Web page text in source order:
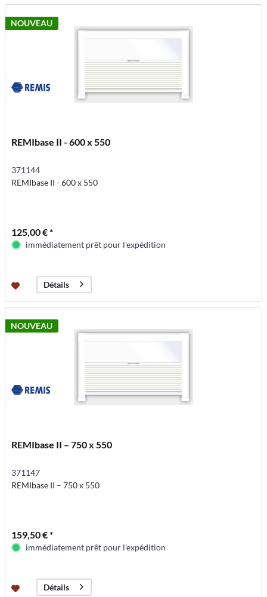
NOUVEAU
REMIbase II - 600 x 550
371144
REMIbase II - 600 x 550
125,00 € *
immédiatement prêt pour l'expédition
Détails
NOUVEAU
REMIbase II – 750 x 550
371147
REMIbase II – 750 x 550
159,50 € *
immédiatement prêt pour l'expédition
Détails